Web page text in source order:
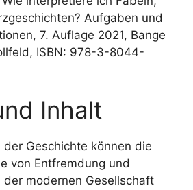
Aufgaben und
7. Auflage 2021, Bange
ISBN: 978-3-8044-
Inhalt
der Geschichte können die
von Entfremdung und
der modernen Gesellschaft